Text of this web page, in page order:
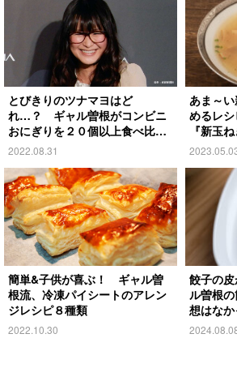
とびきりのツナマヨはど
れ…？ ギャル曽根がコンビニ
おにぎりを２０個以上食べ比
べ！
2022.08.31
あま～
めるレ
『新玉
簡単&子供が喜ぶ！ ギャル曽
根流、冷凍パイシートのアレン
ジレシピ８種類
2022.10.30
餃子の
ル曽根
想はな
コ」